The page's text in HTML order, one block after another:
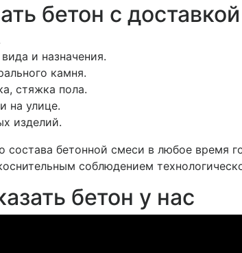
бетон с доставкой
и назначения.
камня.
стяжка пола.
на улице.
изделий.
состава бетонной смеси в любое время
соблюдением
бетон у нас